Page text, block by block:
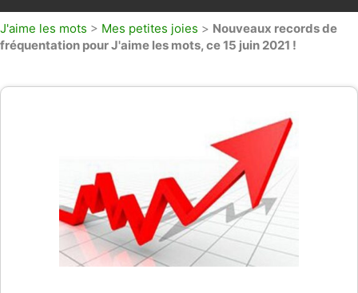
J'aime les mots > Mes petites joies > Nouveaux records de
fréquentation pour J'aime les mots, ce 15 juin 2021 !